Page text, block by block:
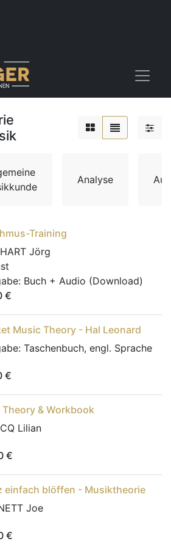
Analyse
Training
Jörg
Buch + Audio (Download)
€
Music Theory - Hal Leonard
Taschenbuch, engl. Sprache
€
& Workbook
Lilian
€
einfach blöffen - Musiktheorie
Joe
€